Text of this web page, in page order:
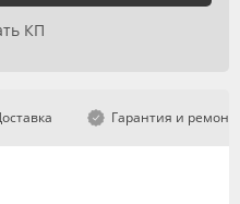
КП
Гарантия и ремонт